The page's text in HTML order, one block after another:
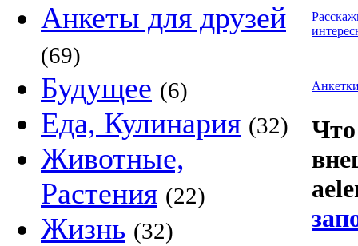
Анкеты для друзей
(69)
Будущее (6)
Еда, Кулинария (32)
Животные,
Растения (22)
Жизнь (32)
Что